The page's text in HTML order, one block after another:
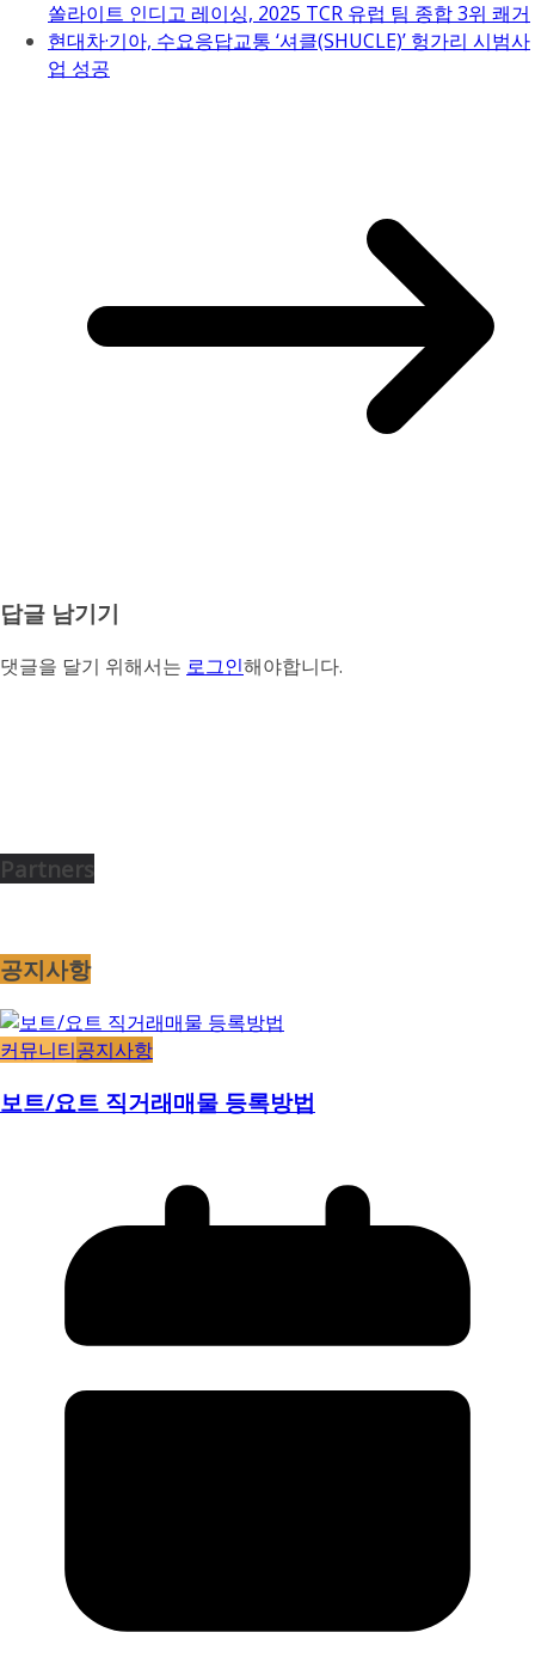
쏠라이트 인디고 레이싱, 2025 TCR 유럽 팀 종합 3위 쾌거
현대차·기아, 수요응답교통 ‘셔클(SHUCLE)’ 헝가리 시범사
업 성공
답글 남기기
댓글을 달기 위해서는 로그인해야합니다.
Partners
공지사항
커뮤니티공지사항
보트/요트 직거래매물 등록방법